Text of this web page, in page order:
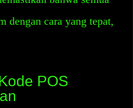
dengan cara yang tepat,
POS